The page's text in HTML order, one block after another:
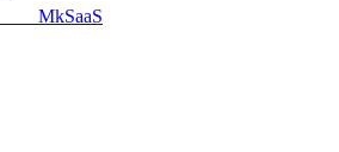
MkSaaS